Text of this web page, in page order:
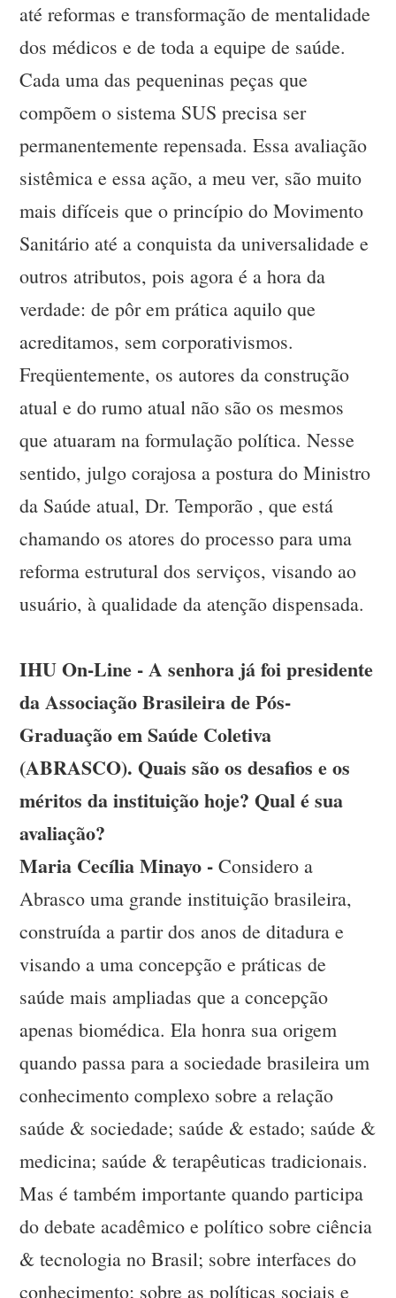
até reformas e transformação de mentalidade
dos médicos e de toda a equipe de saúde.
Cada uma das pequeninas peças que
compõem o sistema SUS precisa ser
permanentemente repensada. Essa avaliação
sistêmica e essa ação, a meu ver, são muito
mais difíceis que o princípio do Movimento
Sanitário até a conquista da universalidade e
outros atributos, pois agora é a hora da
verdade: de pôr em prática aquilo que
acreditamos, sem corporativismos.
Freqüentemente, os autores da construção
atual e do rumo atual não são os mesmos
que atuaram na formulação política. Nesse
sentido, julgo corajosa a postura do Ministro
da Saúde atual, Dr. Temporão , que está
chamando os atores do processo para uma
reforma estrutural dos serviços, visando ao
usuário, à qualidade da atenção dispensada.
IHU On-Line - A senhora já foi presidente
da Associação Brasileira de Pós-
Graduação em Saúde Coletiva
(ABRASCO). Quais são os desafios e os
méritos da instituição hoje? Qual é sua
avaliação?
Maria Cecília Minayo - Considero a
Abrasco uma grande instituição brasileira,
construída a partir dos anos de ditadura e
visando a uma concepção e práticas de
saúde mais ampliadas que a concepção
apenas biomédica. Ela honra sua origem
quando passa para a sociedade brasileira um
conhecimento complexo sobre a relação
saúde & sociedade; saúde & estado; saúde &
medicina; saúde & terapêuticas tradicionais.
Mas é também importante quando participa
do debate acadêmico e político sobre ciência
& tecnologia no Brasil; sobre interfaces do
conhecimento; sobre as políticas sociais e